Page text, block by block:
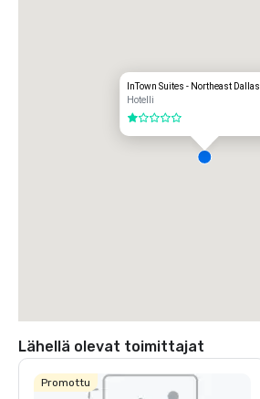
InTown Suites - Northeast Dallas
Hotelli
1 / 5
Lähellä olevat toimittajat
Promottu